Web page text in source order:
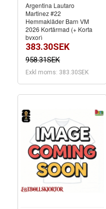
Argentina Lautaro
Martinez #22
Hemmakläder Barn VM
2026 Kortärmad (+ Korta
byxor)
383.30SEK
958.31SEK
Exkl moms: 383.30SEK